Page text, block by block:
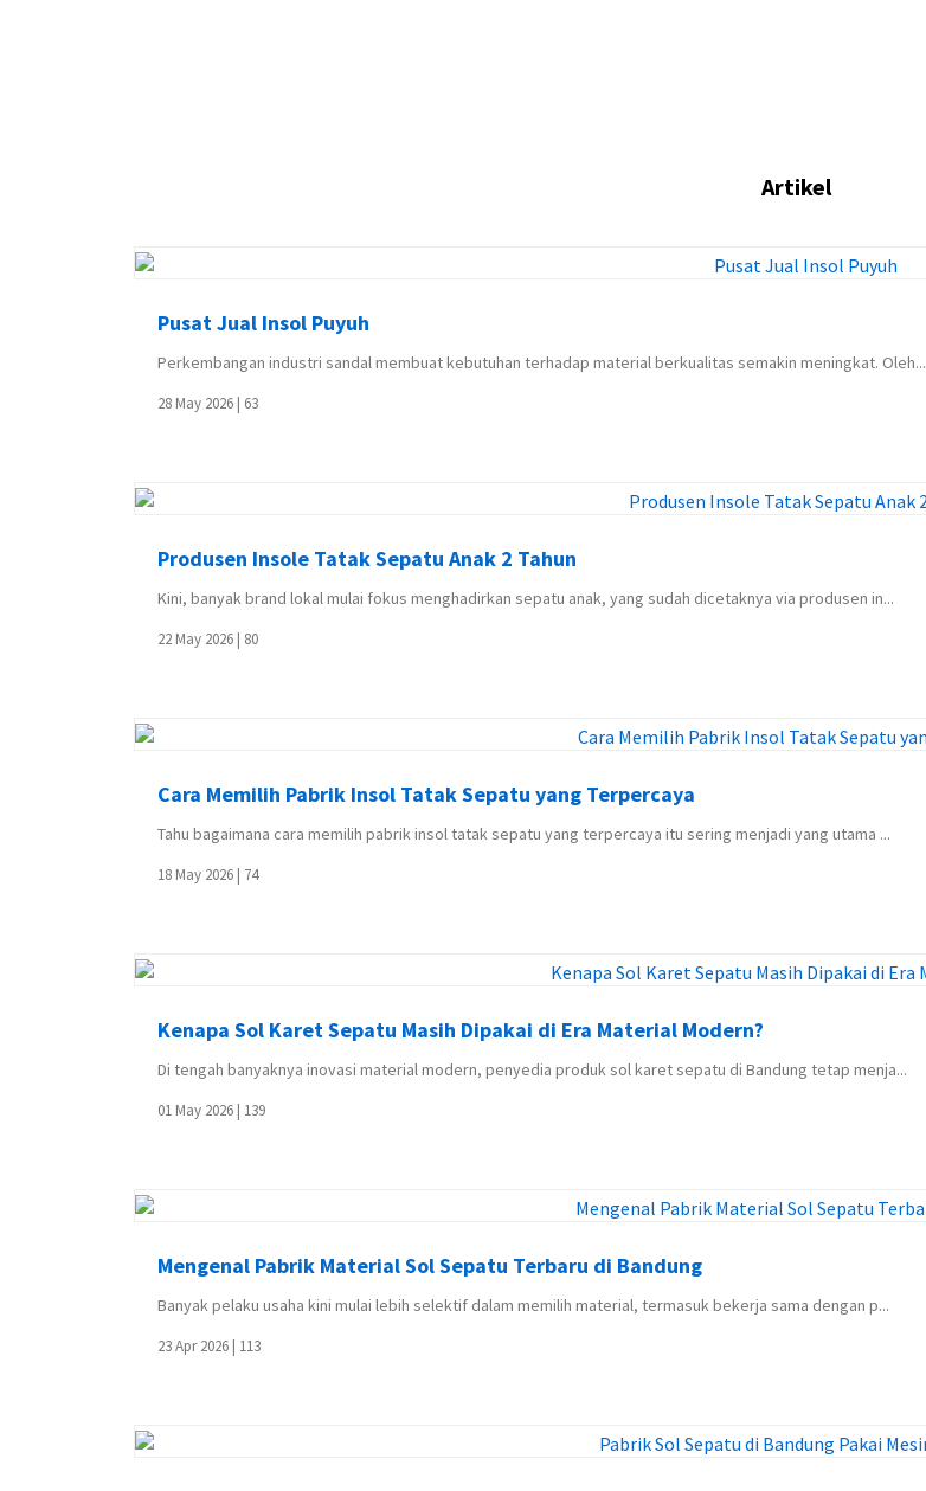
Artikel
Pusat Jual Insol Puyuh
Perkembangan industri sandal membuat kebutuhan terhadap material berkualitas semakin meningkat. Oleh...
28 May 2026 | 63
Produsen Insole Tatak Sepatu Anak 2 Tahun
Kini, banyak brand lokal mulai fokus menghadirkan sepatu anak, yang sudah dicetaknya via produsen in...
22 May 2026 | 80
Cara Memilih Pabrik Insol Tatak Sepatu yang Terpercaya
Tahu bagaimana cara memilih pabrik insol tatak sepatu yang terpercaya itu sering menjadi yang utama ...
18 May 2026 | 74
Kenapa Sol Karet Sepatu Masih Dipakai di Era Material Modern?
Di tengah banyaknya inovasi material modern, penyedia produk sol karet sepatu di Bandung tetap menja...
01 May 2026 | 139
Mengenal Pabrik Material Sol Sepatu Terbaru di Bandung
Banyak pelaku usaha kini mulai lebih selektif dalam memilih material, termasuk bekerja sama dengan p...
23 Apr 2026 | 113